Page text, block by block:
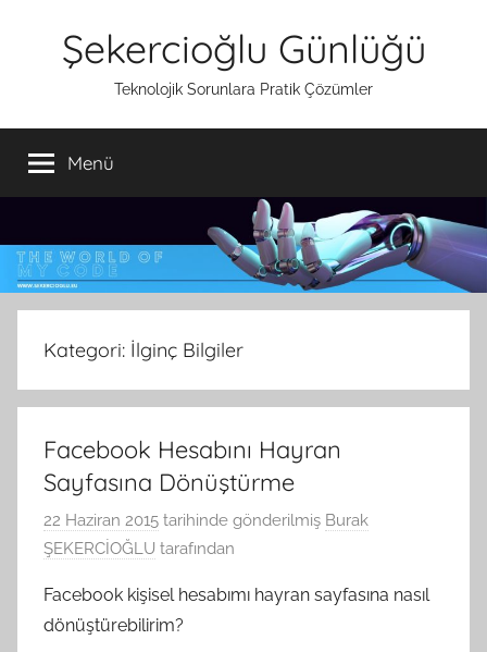
Şekercioğlu Günlüğü
Teknolojik Sorunlara Pratik Çözümler
Menü
Kategori: İlginç Bilgiler
Facebook Hesabını Hayran
Sayfasına Dönüştürme
22 Haziran 2015 tarihinde gönderilmiş Burak
ŞEKERCİOĞLU tarafından
Facebook kişisel hesabımı hayran sayfasına nasıl
dönüştürebilirim?